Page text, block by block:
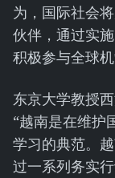
为，国际社会
伙伴，通过实
积极参与全球
东京大学教授
“越南是在维护
学习的典范。
过一系列务实